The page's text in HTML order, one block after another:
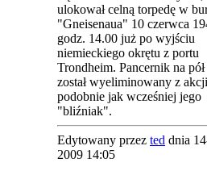
ulokował celną torpedę w
"Gneisenaua" 10 czerwca
godz. 14.00 już po wyjściu
niemieckiego okrętu z portu
Trondheim. Pancernik na
został wyeliminowany z
podobnie jak wcześniej jego
"bliźniak".
Edytowany przez ted dnia
2009 14:05